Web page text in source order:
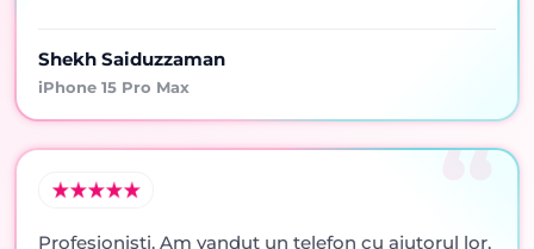
Shekh Saiduzzaman
iPhone 15 Pro Max
Profesionisti. Am vandut un telefon cu ajutorul lor,